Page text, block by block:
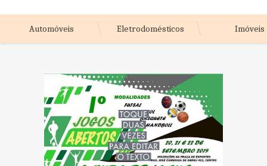
Automóveis Eletrodomésticos Imóveis